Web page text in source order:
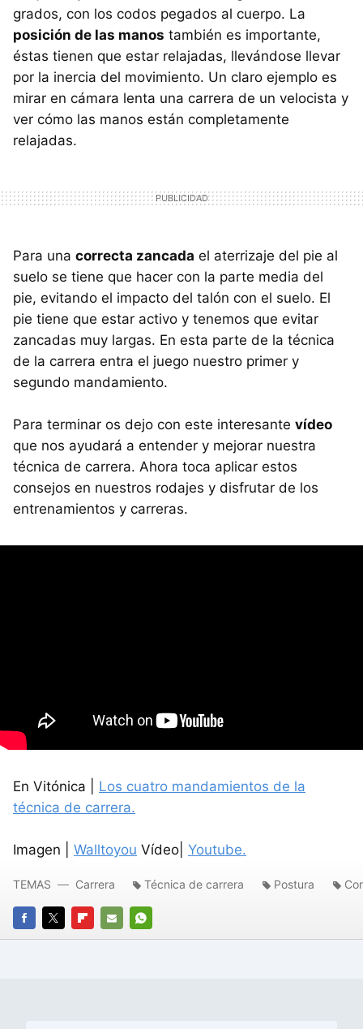
grados, con los codos pegados al cuerpo. La
posición de las manos también es importante,
éstas tienen que estar relajadas, llevándose llevar
por la inercia del movimiento. Un claro ejemplo es
mirar en cámara lenta una carrera de un velocista y
ver cómo las manos están completamente
relajadas.
Para una correcta zancada el aterrizaje del pie al
suelo se tiene que hacer con la parte media del
pie, evitando el impacto del talón con el suelo. El
pie tiene que estar activo y tenemos que evitar
zancadas muy largas. En esta parte de la técnica
de la carrera entra el juego nuestro primer y
segundo mandamiento.
Para terminar os dejo con este interesante vídeo
que nos ayudará a entender y mejorar nuestra
técnica de carrera. Ahora toca aplicar estos
consejos en nuestros rodajes y disfrutar de los
entrenamientos y carreras.
En Vitónica | Los cuatro mandamientos de la
técnica de carrera.
Imagen | Walltoyou Vídeo| Youtube.
FACEBOOK
TWITTERFLIPBOARD
E-
WHATSAPP
TEMAS Carrera Técnica de carrera Postura